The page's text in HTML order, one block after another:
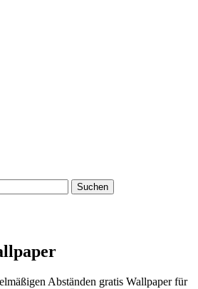
Suchen
Abständen gratis Wallpaper für